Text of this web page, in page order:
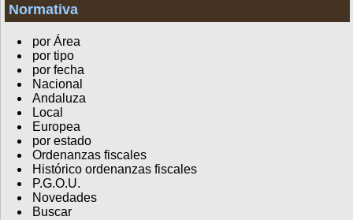
Normativa
por Área
por tipo
por fecha
Nacional
Andaluza
Local
Europea
por estado
Ordenanzas fiscales
Histórico ordenanzas fiscales
P.G.O.U.
Novedades
Buscar